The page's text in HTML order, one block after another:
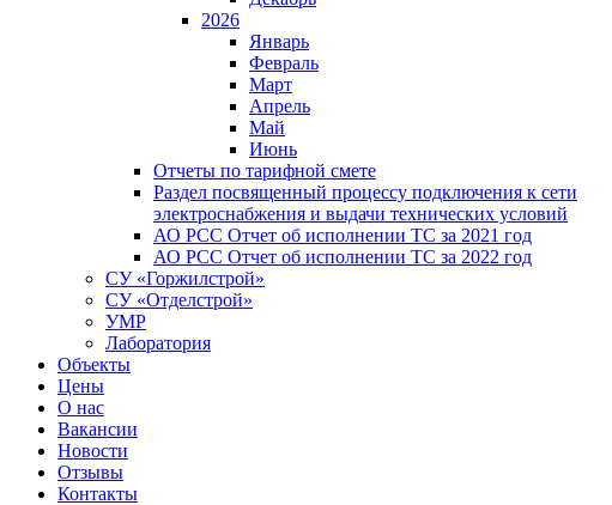
2026
Январь
Февраль
Март
Апрель
Май
Июнь
Отчеты по тарифной смете
Раздел посвященный процессу подключения к сети
электроснабжения и выдачи технических условий
АО РСС Отчет об исполнении ТС за 2021 год
АО РСС Отчет об исполнении ТС за 2022 год
СУ «Горжилстрой»
СУ «Отделстрой»
УМР
Лаборатория
Объекты
Цены
О нас
Вакансии
Новости
Отзывы
Контакты